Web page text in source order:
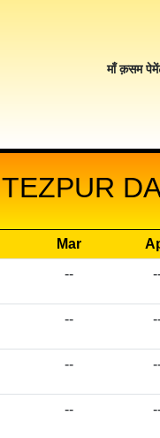
माँ क़सम
TEZPUR
Mar
--
--
--
--